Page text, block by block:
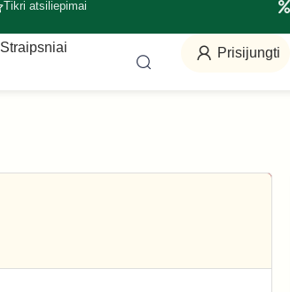
Tikri atsiliepimai
Straipsniai Prisijungti